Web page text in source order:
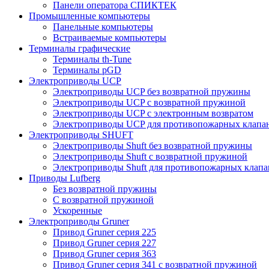
Панели оператора СПИКТЕК
Промышленные компьютеры
Панельные компьютеры
Встраиваемые компьютеры
Терминалы графические
Терминалы th-Tune
Терминалы pGD
Электроприводы UCP
Электроприводы UCP без возвратной пружины
Электроприводы UCP с возвратной пружиной
Электроприводы UCP с электронным возвратом
Электроприводы UCP для противопожарных
Электроприводы SHUFT
Электроприводы Shuft без возвратной пружины
Электроприводы Shuft с возвратной пружиной
Электроприводы Shuft для противопожарных
Приводы Lufberg
Без возвратной пружины
С возвратной пружиной
Ускоренные
Электроприводы Gruner
Привод Gruner серия 225
Привод Gruner серия 227
Привод Gruner серия 363
Привод Gruner серия 341 с возвратной пружиной